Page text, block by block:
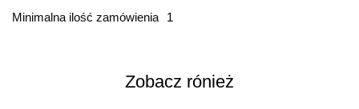
Minimalna ilość zamówienia
1
Based on 0 Reviews
Ten produkt nie ma jeszcze opinii
Zobacz rónież